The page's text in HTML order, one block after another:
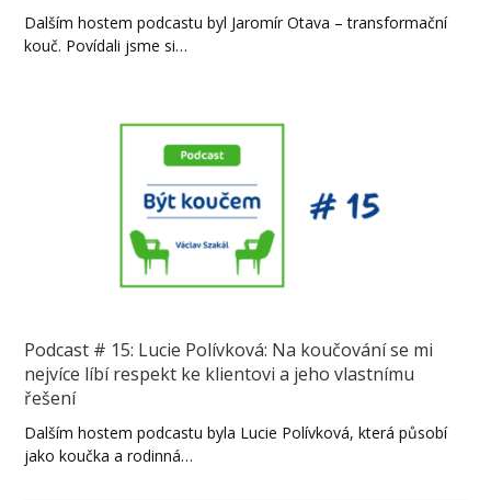
Dalším hostem podcastu byl Jaromír Otava – transformační
kouč. Povídali jsme si…
Podcast # 15: Lucie Polívková: Na koučování se mi
nejvíce líbí respekt ke klientovi a jeho vlastnímu
řešení
Dalším hostem podcastu byla Lucie Polívková, která působí
jako koučka a rodinná…